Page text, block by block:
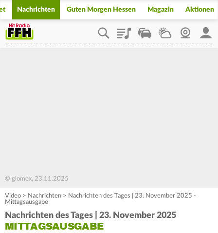
Nachrichten Guten Morgen Hessen Magazin Aktionen
PlaylistStaupilotWetterWebcam
© glomex, 23.11.2025
Video > Nachrichten > Nachrichten des Tages | 23. November 2025 -
Mittagsausgabe
Nachrichten des Tages | 23. November 2025
MITTAGSAUSGABE